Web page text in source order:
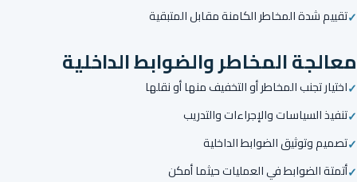
تقييم شدة المخاطر الكامنة مقابل المتبقية
معالجة المخاطر والضوابط الداخلية
اختيار تجنب المخاطر أو التخفيف منها أو نقلها
تنفيذ السياسات والإجراءات والتدريب
تصميم وتوثيق الضوابط الداخلية
أتمتة الضوابط في العمليات حيثما أمكن